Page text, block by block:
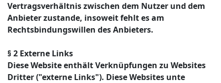
Vertragsverhältnis zwischen dem Nutzer und dem
Anbieter zustande, insoweit fehlt es am
Rechtsbindungswillen des Anbieters.
§ 2 Externe Links
Diese Website enthält Verknüpfungen zu Websites
Dritter ("externe Links"). Diese Websites unte